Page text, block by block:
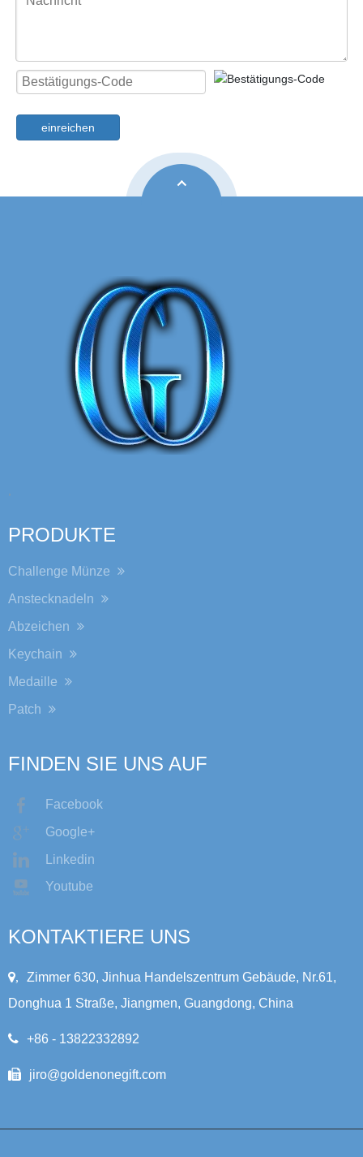
einreichen
PRODUKTE
Challenge Münze
Anstecknadeln
Abzeichen
Keychain
Medaille
Patch
FINDEN SIE UNS AUF
Facebook
Google+
Linkedin
Youtube
KONTAKTIERE UNS
,
Zimmer 630, Jinhua Handelszentrum Gebäude, Nr.61,
Donghua 1 Straße, Jiangmen, Guangdong, China
+86 - 13822332892
jiro@goldenonegift.com